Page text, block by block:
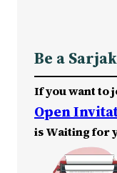
Be a Sarjak
If you want to
Open
is Waiting for